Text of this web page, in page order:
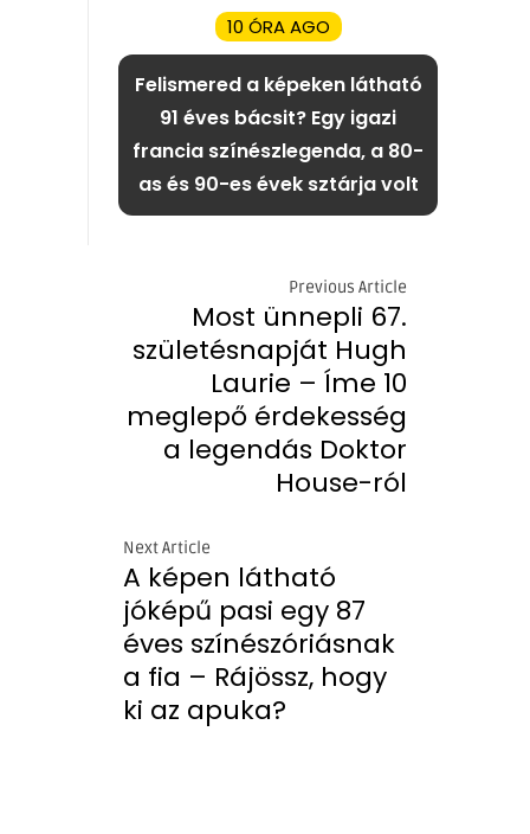
10 ÓRA AGO
Felismered a képeken látható
91 éves bácsit? Egy igazi
francia színészlegenda, a 80-
as és 90-es évek sztárja volt
Previous Article
Most ünnepli 67.
születésnapját Hugh
Laurie – Íme 10
meglepő érdekesség
a legendás Doktor
House-ról
Next Article
A képen látható
jóképű pasi egy 87
éves színészóriásnak
a fia – Rájössz, hogy
ki az apuka?